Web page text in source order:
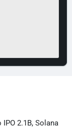
2.1B, Solana